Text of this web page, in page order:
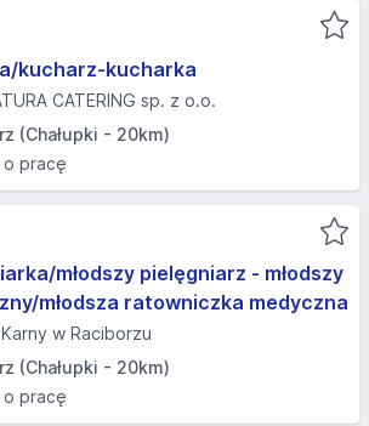
kucharz-kucharka
CATERING sp. z o.o.
(Chałupki - 20km)
o pracę
młodszy pielęgniarz - młodszy
młodsza ratowniczka medyczna
Karny w Raciborzu
(Chałupki - 20km)
o pracę